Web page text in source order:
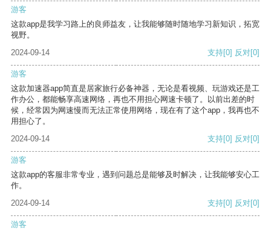
游客
这款app是我学习路上的良师益友，让我能够随时随地学习新知识，拓宽
视野。
2024-09-14
支持[0] 反对[0]
游客
这款加速器app简直是居家旅行必备神器，无论是看视频、玩游戏还是工
作办公，都能畅享高速网络，再也不用担心网速卡顿了。以前出差的时
候，经常因为网速慢而无法正常使用网络，现在有了这个app，我再也不
用担心了。
2024-09-14
支持[0] 反对[0]
游客
这款app的客服非常专业，遇到问题总是能够及时解决，让我能够安心工
作。
2024-09-14
支持[0] 反对[0]
游客